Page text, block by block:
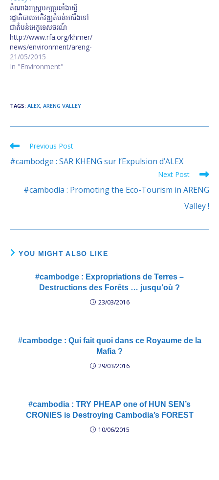
តំណាងរាស្ត្រ​បក្ស​ប្រឆាំង​ស្នើ​
រដ្ឋាភិបាល​អភិវឌ្ឍ​តំបន់​អារ៉ែង​ទៅ​
ជា​តំបន់​អេកូ​ទេសចរណ៍
http://www.rfa.org/khmer/
news/environment/areng-
05202015075702.html/sp.
mp3 ​រដ្ឋសភា​ស្នើ​ឲ្យ​រដ្ឋាភិបាល​
21/05/2015
In "Environment"
TAGS: ALEX, ARENG VALLEY
Read
more
Previous Post
#cambodge : SAR KHENG sur l’Expulsion d’ALEX
Next Post
#cambodia : Promoting the Eco-Tourism in ARENG
Valley !
YOU MIGHT ALSO LIKE
#cambodge : Expropriations de Terres –
Destructions des Forêts … jusqu’où ?
23/03/2016
#cambodge : Qui fait quoi dans ce Royaume de la
Mafia ?
29/03/2016
#cambodia : TRY PHEAP one of HUN SEN’s
CRONIES is Destroying Cambodia’s FOREST
10/06/2015